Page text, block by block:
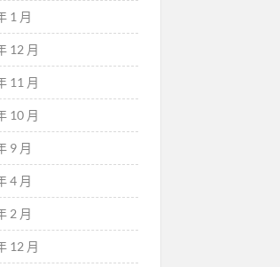
1 月
12 月
11 月
10 月
9 月
4 月
2 月
12 月